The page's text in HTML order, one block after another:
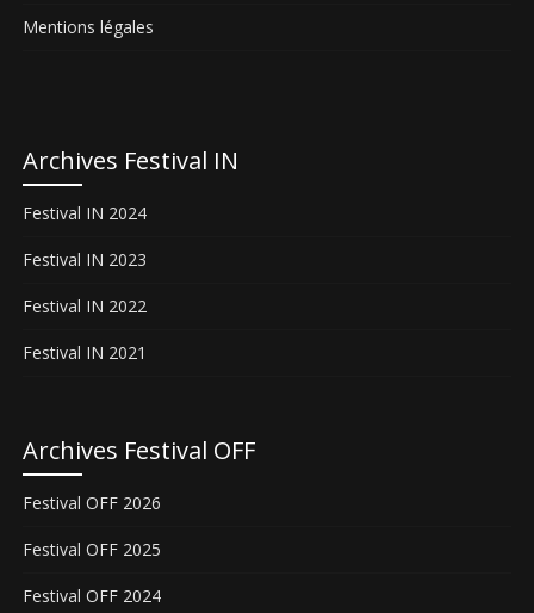
Mentions légales
Archives Festival IN
Festival IN 2024
Festival IN 2023
Festival IN 2022
Festival IN 2021
Archives Festival OFF
Festival OFF 2026
Festival OFF 2025
Festival OFF 2024